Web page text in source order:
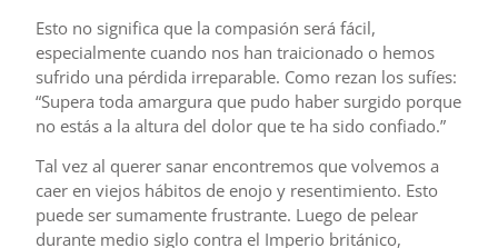
Esto no significa que la compasión será fácil,
especialmente cuando nos han traicionado o hemos
sufrido una pérdida irreparable. Como rezan los sufíes:
“Supera toda amargura que pudo haber surgido porque
no estás a la altura del dolor que te ha sido confiado.”
Tal vez al querer sanar encontremos que volvemos a
caer en viejos hábitos de enojo y resentimiento. Esto
puede ser sumamente frustrante. Luego de pelear
durante medio siglo contra el Imperio británico,